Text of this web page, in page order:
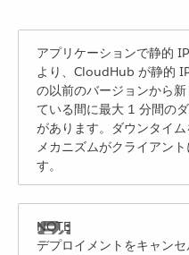
アプリケーションで静的
より、CloudHub が静的
の以前のバージョンから
ている間に最大 1 分間の
があります。ダウンタイ
メカニズムがクライアン
す。
デプロイメントをキャン